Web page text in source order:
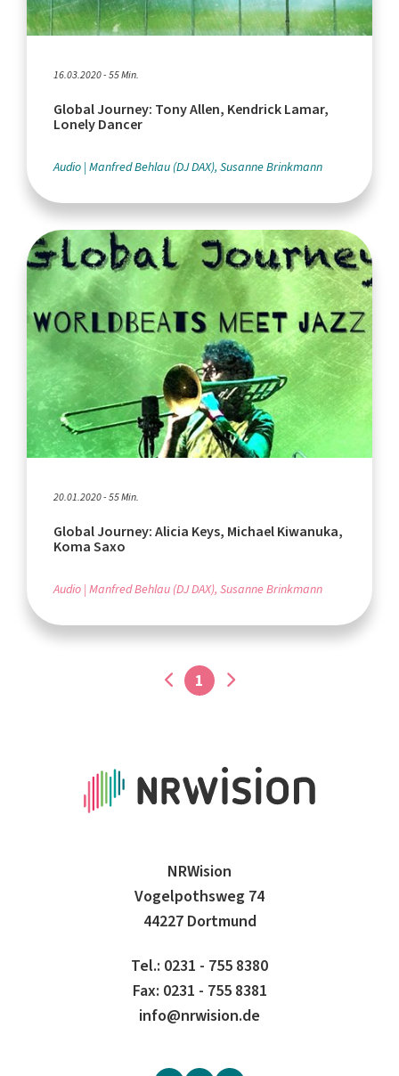
16.03.2020 - 55 Min.
Global Journey: Tony Allen, Kendrick Lamar,
Lonely Dancer
Audio Manfred Behlau (DJ DAX), Susanne Brinkmann
20.01.2020 - 55 Min.
Global Journey: Alicia Keys, Michael Kiwanuka,
Koma Saxo
Audio Manfred Behlau (DJ DAX), Susanne Brinkmann
1
NRWision
Vogelpothsweg 74
44227 Dortmund
Tel.: 0231 - 755 8380
Fax: 0231 - 755 8381
info@nrwision.de